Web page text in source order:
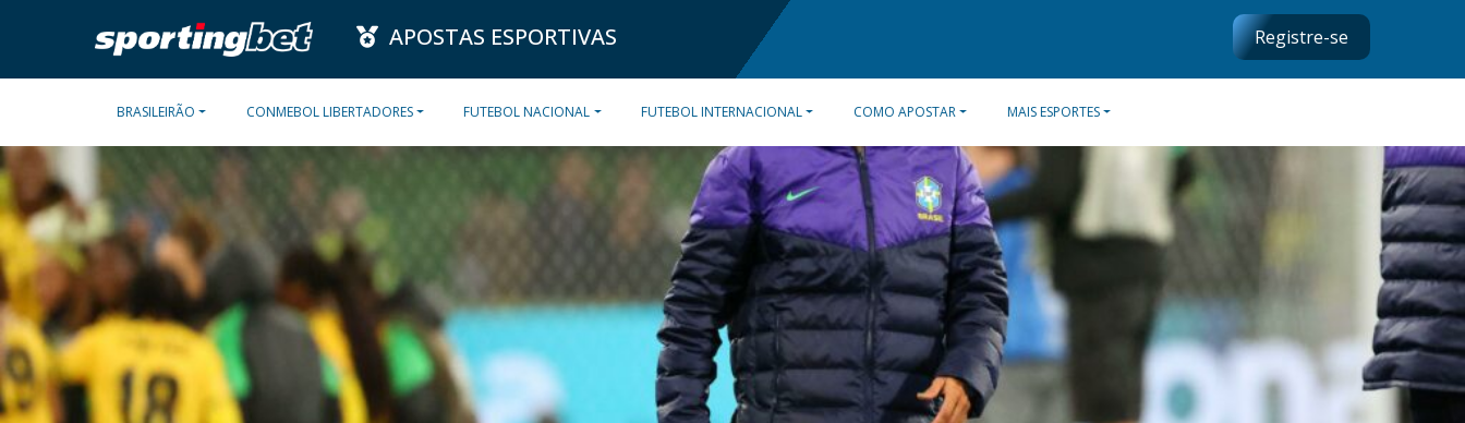
APOSTAS ESPORTIVAS Registre-se
BRASILEIRÃO CONMEBOL LIBERTADORES FUTEBOL NACIONAL FUTEBOL INTERNACIONAL COMO APOSTAR MAIS ESPORTES